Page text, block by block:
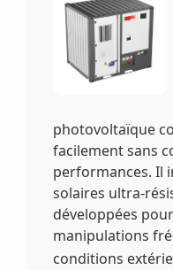
photovoltaïque
facilement sans
performances. Il
solaires ultra-
développées
manipulations
conditions